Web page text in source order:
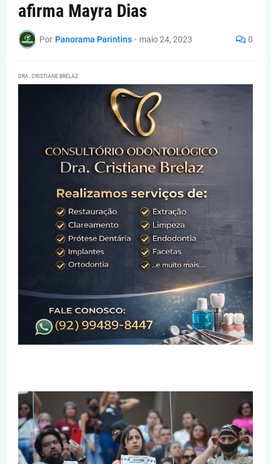
afirma Mayra Dias
Por Panorama Parintins - maio 24, 2023 0
DRA. CRISTIANE BRELAZ